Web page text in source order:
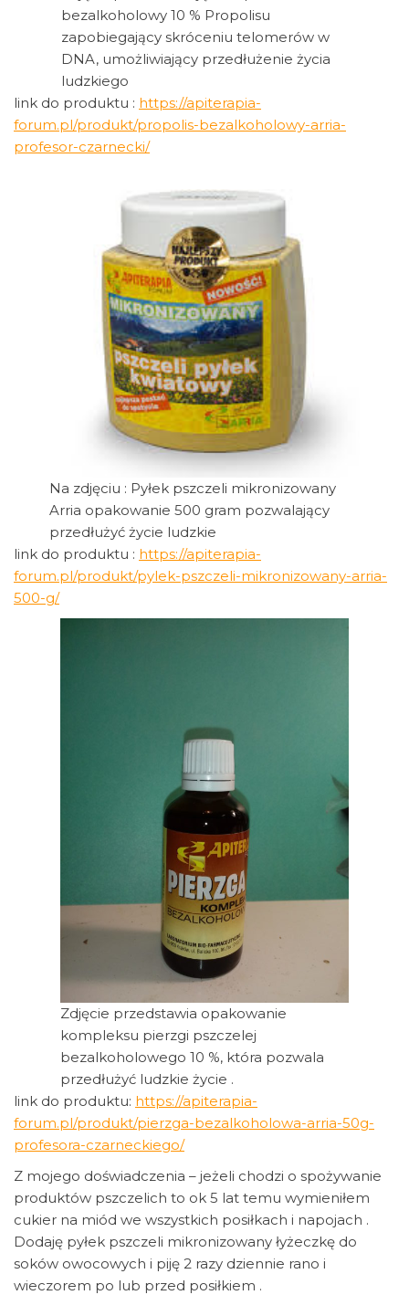
bezalkoholowy 10 % Propolisu
zapobiegający skróceniu telomerów w
DNA, umożliwiający przedłużenie życia
ludzkiego
link do produktu : https://apiterapia-
forum.pl/produkt/propolis-bezalkoholowy-arria-
profesor-czarnecki/
Na zdjęciu : Pyłek pszczeli mikronizowany
Arria opakowanie 500 gram pozwalający
przedłużyć życie ludzkie
link do produktu : https://apiterapia-
forum.pl/produkt/pylek-pszczeli-mikronizowany-arria-
500-g/
Zdjęcie przedstawia opakowanie
kompleksu pierzgi pszczelej
bezalkoholowego 10 %, która pozwala
przedłużyć ludzkie życie .
link do produktu: https://apiterapia-
forum.pl/produkt/pierzga-bezalkoholowa-arria-50g-
profesora-czarneckiego/
Z mojego doświadczenia – jeżeli chodzi o spożywanie
produktów pszczelich to ok 5 lat temu wymieniłem
cukier na miód we wszystkich posiłkach i napojach .
Dodaję pyłek pszczeli mikronizowany łyżeczkę do
soków owocowych i piję 2 razy dziennie rano i
wieczorem po lub przed posiłkiem .